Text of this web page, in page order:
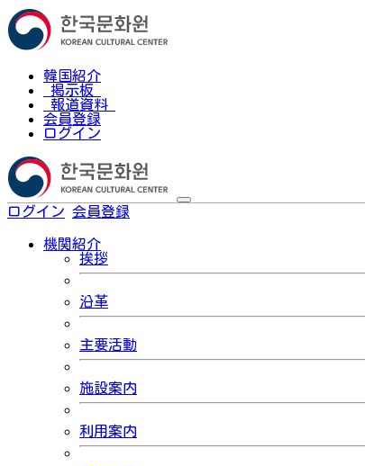
韓国紹介
掲示板
報道資料
会員登録
ログイン
ログイン 会員登録
機関紹介
挨拶
沿革
主要活動
施設案内
利用案内